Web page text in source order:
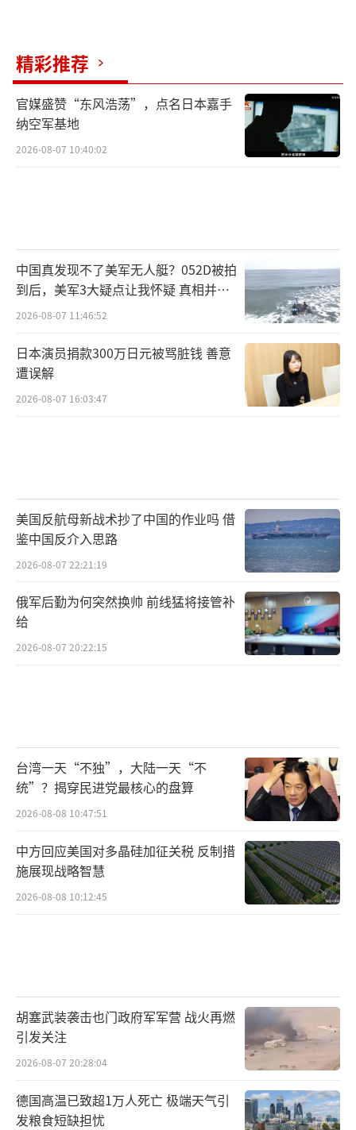
精彩推荐
官媒盛赞“东风浩荡”，点名日本嘉手
纳空军基地
2026-08-07 10:40:02
中国真发现不了美军无人艇？052D被拍
到后，美军3大疑点让我怀疑 真相并非
如此
2026-08-07 11:46:52
日本演员捐款300万日元被骂脏钱 善意
遭误解
2026-08-07 16:03:47
美国反航母新战术抄了中国的作业吗 借
鉴中国反介入思路
2026-08-07 22:21:19
俄军后勤为何突然换帅 前线猛将接管补
给
2026-08-07 20:22:15
台湾一天“不独”，大陆一天“不
统”？揭穿民进党最核心的盘算
2026-08-08 10:47:51
中方回应美国对多晶硅加征关税 反制措
施展现战略智慧
2026-08-08 10:12:45
胡塞武装袭击也门政府军军营 战火再燃
引发关注
2026-08-07 20:28:04
德国高温已致超1万人死亡 极端天气引
发粮食短缺担忧